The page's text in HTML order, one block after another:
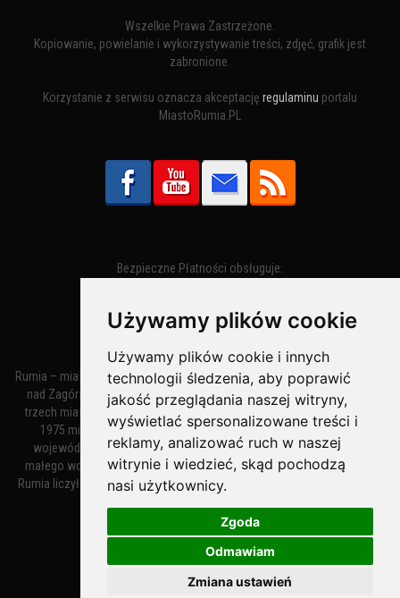
Używamy plików cookie
Używamy plików cookie i innych
technologii śledzenia, aby poprawić
jakość przeglądania naszej witryny,
wyświetlać spersonalizowane treści i
reklamy, analizować ruch w naszej
witrynie i wiedzieć, skąd pochodzą
nasi użytkownicy.
Zgoda
Odmawiam
Zmiana ustawień
Wszelkie Prawa Zastrzeżone.
Kopiowanie, powielanie i wykorzystywanie treści, zdjęć, grafik jest
zabronione.
Korzystanie z serwisu oznacza akceptację regulaminu portalu
MiastoRumia.PL
Bezpieczne Płatności obsługuje:
Rumia – miasto w województwie pomorskim, w powiecie wejherowskim
nad Zagórską Strugą. Z miastami Wejherowem i Redą tworzy zespół
trzech miast zwany Małym Trójmiastem Kaszubskim. W latach 1945–
1975 miasto administracyjnie należało do tak zwanego dużego
województwa gdańskiego, a w latach 1975–1998 do tak zwanego
małego województwa gdańskiego. Według danych z 1 stycznia 2018
Rumia liczyła 48 632 mieszkańców. Jest największym polskim miastem